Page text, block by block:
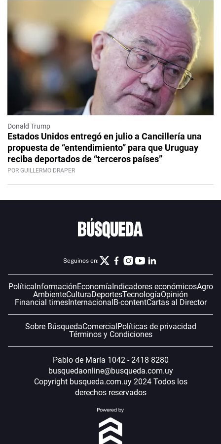
Donald Trump
Estados Unidos entregó en julio a Cancillería una
propuesta de “entendimiento” para que Uruguay
reciba deportados de “terceros países”
POR GUILLERMO DRAPER
Seguinos en:
PolíticaInformaciónEconomíaIndicadores económicosAgro
AmbienteCulturaDeportesTecnologíaOpinión
Financial timesInternacionalB-contentCartas al Director
Sobre BúsquedaComercialPolíticas de privacidad
Términos y Condiciones
Pablo de María 1042 - 2418 8280
busquedaonline@busqueda.com.uy
Copyright busqueda.com.uy 2024 Todos los
derechos reservados